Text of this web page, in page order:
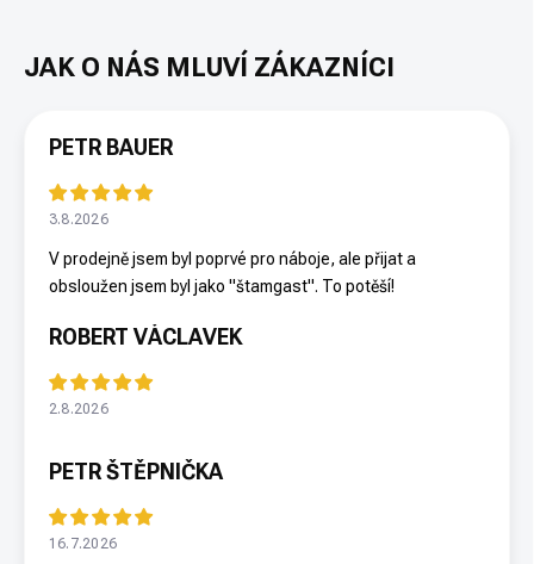
PETR BAUER
3.8.2026
V prodejně jsem byl poprvé pro náboje, ale přijat a
obsloužen jsem byl jako "štamgast". To potěší!
ROBERT VÁCLAVEK
2.8.2026
PETR ŠTĚPNIČKA
16.7.2026